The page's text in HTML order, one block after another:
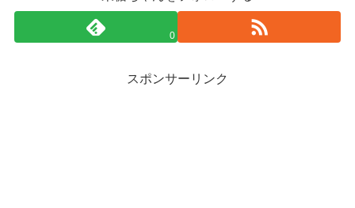
0
スポンサーリンク